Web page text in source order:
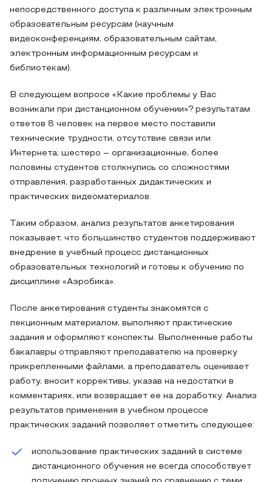
непосредственного доступа к различным электронным
образовательным ресурсам (научным
видеоконференциям, образовательным сайтам,
электронным информационным ресурсам и
библиотекам).
В следующем вопросе «Какие проблемы у Вас
возникали при дистанционном обучении»? результатам
ответов 8 человек на первое место поставили
технические трудности, отсутствие связи или
Интернета; шестеро – организационные, более
половины студентов столкнулись со сложностями
отправления, разработанных дидактических и
практических видеоматериалов.
Таким образом, анализ результатов анкетирования
показывает, что большинство студентов поддерживают
внедрение в учебный процесс дистанционных
образовательных технологий и готовы к обучению по
дисциплине «Аэробика».
После анкетирования студенты знакомятся с
лекционным материалом, выполняют практические
задания и оформляют конспекты. Выполненные работы
бакалавры отправляют преподавателю на проверку
прикрепленными файлами, а преподаватель оценивает
работу, вносит коррективы, указав на недостатки в
комментариях, или возвращает ее на доработку. Анализ
результатов применения в учебном процессе
практических заданий позволяет отметить следующее:
использование практических заданий в системе
дистанционного обучения не всегда способствует